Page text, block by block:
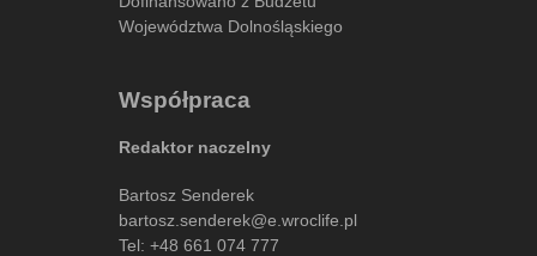
Województwa Dolnośląskiego
Współpraca
Redaktor naczelny
Bartosz Senderek
bartosz.senderek@e.wroclife.pl
Tel: +48 661 074 777